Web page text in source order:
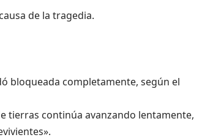
de la tragedia.
bloqueada completamente, según el
tierras continúa avanzando lentamente,